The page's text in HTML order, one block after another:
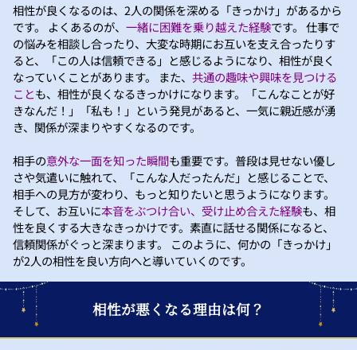
相性が良くなるのは、2人の関係を深める「きっかけ」があるから
です。 よくあるのが、 一緒に困難を乗り越えた経験です。 仕事で
の悩みを相談し合ったり、大変な時期にお互いを支え合ったりす
ると、「この人は信頼できる」と感じるようになり、相性が良く
なっていくことがあります。 また、 共通の趣味や興味を見つける
ことも、相性が良くなるきっかけになります。「こんなことが好
きなんだ！」「私も！」という発見があると、一気に親近感が湧
き、関係が深まりやすくなるのです。
相手の意外な一面を知った瞬間も重要です。普段は見せない優し
さや気遣いに触れて、「こんな人だったんだ」と感じることで、
相手への見方が変わり、もっと知りたいと思うようになります。
そして、お互いに本音をぶつけ合い、受け止め合えた経験も、相
性を良くする大きなきっかけです。素直に話せる関係になると、
信頼関係がぐっと深まります。 このように、何かの「きっかけ」
が2人の相性を良い方向へと導いていくのです。
相性が悪くなる理由は何？